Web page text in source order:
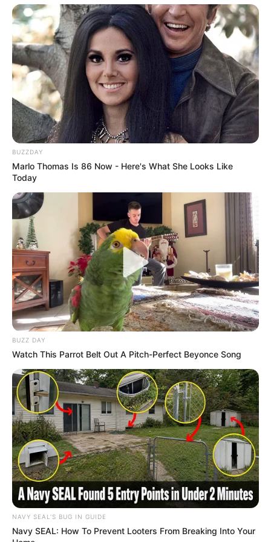
correct confirme son retour au premier plan. Même
en devant rendre la distance, il possède
suffisamment de qualité pour intégrer la
combinaison gagnante du Quinté+.
Les Outsiders du Quinté+ :
capables de faire afficher une
belle cote
BUZZDAY
Marlo Thomas Is 86 Now - Here's What She Looks Like
Today
BUZZ DAY
Watch This Parrot Belt Out A Pitch-Perfect Beyonce Song
NAVY SEAL'S BUG IN GUIDE
Navy SEAL: How To Prevent Looters From Breaking Into Your